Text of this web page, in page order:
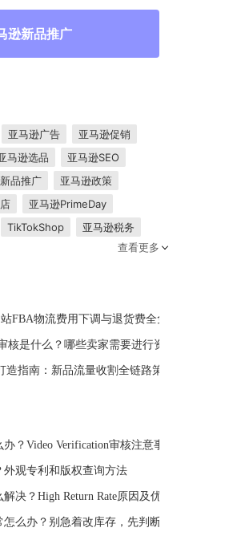
逊新品推广
亚马逊广告
亚马逊促销
马逊选品
亚马逊SEO
品推广
亚马逊政策
亚马逊PrimeDay
TikTokShop
亚马逊税务
东南亚市场
亚马逊春季大促
Deal平台
季 亚马逊BD
站外引流
站外促销
查看更多
FBA物流费用下调与退货费全免解读
核是什么？哪些卖家需要进行资质审核？
造指南：新品流量收割全链路策略
？Video Verification审核注意事项
观专利和版权查询方法
决？High Return Rate原因及优化方法
么办？别急着改库存，先判断是不是系统故障